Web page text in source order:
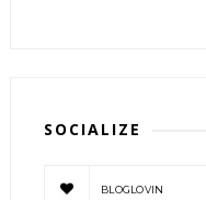
SOCIALIZE
BLOGLOVIN